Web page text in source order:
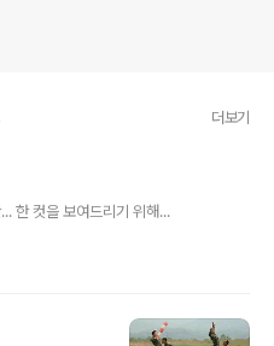
더보기
한 컷을 보여드리기 위해...